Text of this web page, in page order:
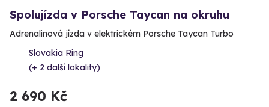
Spolujízda v Porsche Taycan na okruhu
Adrenalinová jízda v elektrickém Porsche Taycan Turbo
Slovakia Ring
(+ 2 další lokality)
2 690 Kč